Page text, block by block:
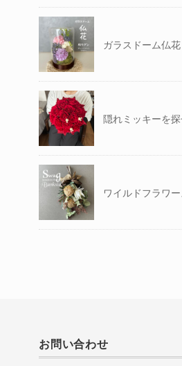
ガラスドーム仏花
隠れミッキーを
ワイルドフラワ
お問い合わせ